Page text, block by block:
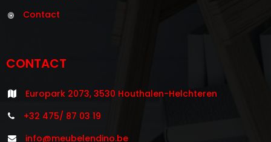
Contact
CONTACT
Europark 2073, 3530 Houthalen-Helchteren
+32 475/ 87 03 19
info@meubelendino.be